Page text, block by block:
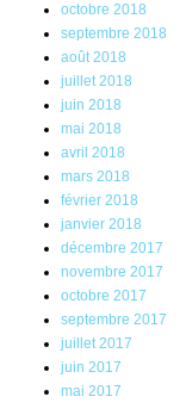
octobre 2018
septembre 2018
août 2018
juillet 2018
juin 2018
mai 2018
avril 2018
mars 2018
février 2018
janvier 2018
décembre 2017
novembre 2017
octobre 2017
septembre 2017
juillet 2017
juin 2017
mai 2017